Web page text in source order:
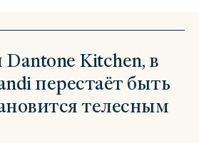
Kitchen, в
перестаёт быть
телесным